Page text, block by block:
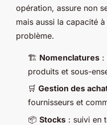
opération, assure non
mais aussi la capacité
problème.
🏗️ Nomenclatures :
produits et sous-
🛒 Gestion des
fournisseurs et
📦 Stocks : suivi en